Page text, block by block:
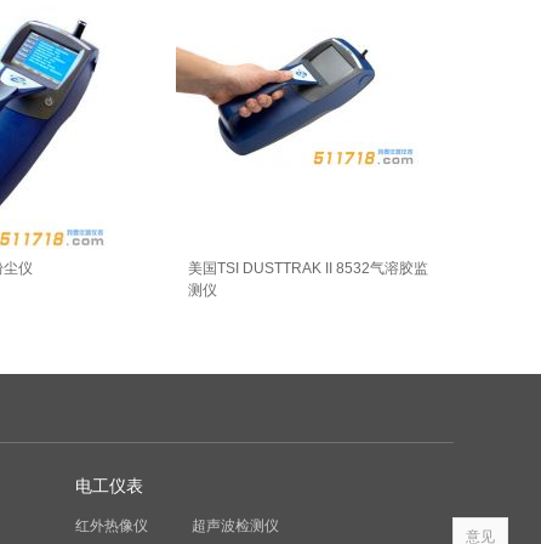
仪
美国TSI DUSTTRAK II 8532气溶胶监
测仪
电工仪表
红外热像仪 超声波检测仪
意见